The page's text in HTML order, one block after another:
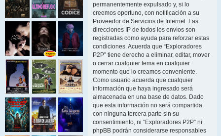
permanentemente expulsado y, si lo
creemos oportuno, con notificación a su
Proveedor de Servicios de Internet. Las
direcciones IP de todos los envíos son
registradas como ayuda para reforzar estas
condiciones. Acuerda que “Exploradores
P2P” tiene derecho a eliminar, editar, mover
o cerrar cualquier tema en cualquier
momento que lo creamos conveniente.
Como usuario acuerda que cualquier
información que haya ingresado será
almacenada en una base de datos. Dado
que esta información no será compartida
con ninguna tercera parte sin su
consentimiento, ni “Exploradores P2P” ni
phpBB podrán considerarse responsables